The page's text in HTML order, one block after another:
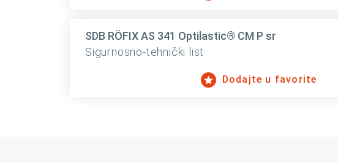
SDB RÖFIX AS 341 Optilastic® CM P sr
Sigurnosno-tehnički list
Dodajte u favorite